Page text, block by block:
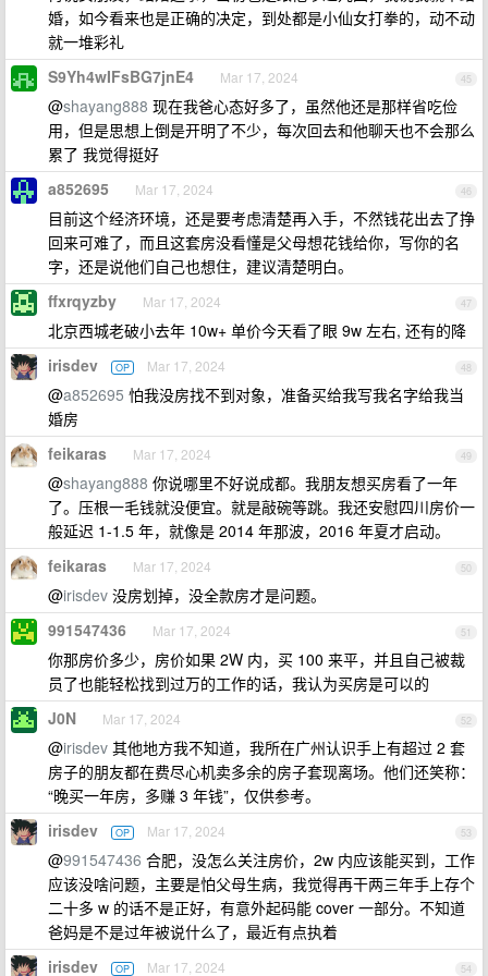
婚，如今看来也是正确的决定，到处都是小仙女打拳的，动不动
就一堆彩礼
45
S9Yh4wIFsBG7jnE4 Mar 17, 2024
@shayang888 现在我爸心态好多了，虽然他还是那样省吃俭
用，但是思想上倒是开明了不少，每次回去和他聊天也不会那么
累了 我觉得挺好
46
a852695 Mar 17, 2024
目前这个经济环境，还是要考虑清楚再入手，不然钱花出去了挣
回来可难了，而且这套房没看懂是父母想花钱给你，写你的名
字，还是说他们自己也想住，建议清楚明白。
47
ffxrqyzby Mar 17, 2024
北京西城老破小去年 10w+ 单价今天看了眼 9w 左右, 还有的降
48
irisdev OP Mar 17, 2024
@a852695 怕我没房找不到对象，准备买给我写我名字给我当
婚房
49
feikaras Mar 17, 2024
@shayang888 你说哪里不好说成都。我朋友想买房看了一年
了。压根一毛钱就没便宜。就是敲碗等跳。我还安慰四川房价一
般延迟 1-1.5 年，就像是 2014 年那波，2016 年夏才启动。
50
feikaras Mar 17, 2024
@irisdev 没房划掉，没全款房才是问题。
51
991547436 Mar 17, 2024
你那房价多少，房价如果 2W 内，买 100 来平，并且自己被裁
员了也能轻松找到过万的工作的话，我认为买房是可以的
52
J0N Mar 17, 2024
@irisdev 其他地方我不知道，我所在广州认识手上有超过 2 套
房子的朋友都在费尽心机卖多余的房子套现离场。他们还笑称：
“晚买一年房，多赚 3 年钱”，仅供参考。
53
irisdev OP Mar 17, 2024
@991547436 合肥，没怎么关注房价，2w 内应该能买到，工作
应该没啥问题，主要是怕父母生病，我觉得再干两三年手上存个
二十多 w 的话不是正好，有意外起码能 cover 一部分。不知道
爸妈是不是过年被说什么了，最近有点执着
54
irisdev OP Mar 17, 2024